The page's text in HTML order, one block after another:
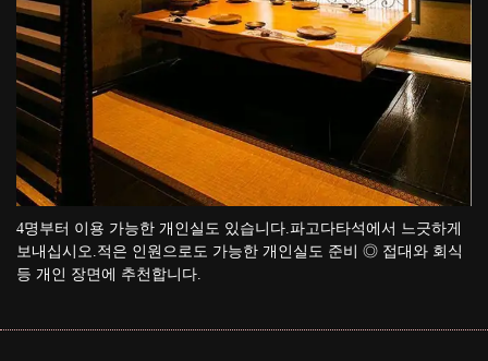
4명부터 이용 가능한 개인실도 있습니다.파고다타석에서 느긋하게
보내십시오.적은 인원으로도 가능한 개인실도 준비 ◎ 접대와 회식
등 개인 장면에 추천합니다.